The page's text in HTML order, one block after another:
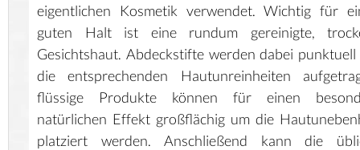
eigentlichen Kosmetik verwendet. Wichtig für
guten Halt ist eine rundum gereinigte,
Gesichtshaut. Abdeckstifte werden dabei
die entsprechenden Hautunreinheiten
flüssige Produkte können für einen
natürlichen Effekt großflächig um die
platziert werden. Anschließend kann die